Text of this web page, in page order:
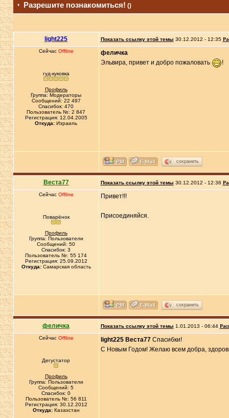
Разрешите познакомиться! ()
light225 Показать ссылку этой темы 30.12.2012 - 12:35
Сейчас Offline
гуд-куковка
Профиль
Группа: Модераторы
Сообщений: 22 497
Спасибок: 470
Пользователь №: 2 847
Регистрация: 12.04.2005
Откуда: Израиль
феличка
Эльвира, привет и добро пожаловать
!
сохранить
Веста77 Показать ссылку этой темы 30.12.2012 - 12:36
Сейчас Offline
Поварёнок
Профиль
Группа: Пользователи
Сообщений: 50
Спасибок: 3
Пользователь №: 55 174
Регистрация: 25.09.2012
Откуда:Самарская область
Привет!!!
Присоединяйся.
сохранить
феличка Показать ссылку этой темы 1.01.2013 - 06:44
Сейчас Offline
Дегустатор
Профиль
Группа: Пользователи
Сообщений: 5
Спасибок: 0
Пользователь №: 56 811
Регистрация: 30.12.2012
Откуда:Казахстан
light225 Веста77Спасибки!
С Новым Годом! Желаю всем добра,